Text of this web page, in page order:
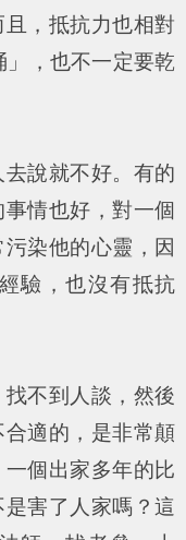
，抵抗力也相對
，也不一定要乾
說就不好。有的
情也好，對一個
染他的心靈，因
驗，也沒有抵抗
不到人談，然後
適的，是非常顛
個出家多年的比
害了人家嗎？這